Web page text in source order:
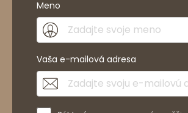
Meno
Vaša e-mailová adresa